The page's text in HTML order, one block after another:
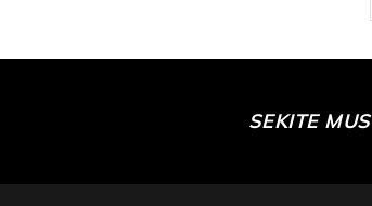
SEKITE MUS